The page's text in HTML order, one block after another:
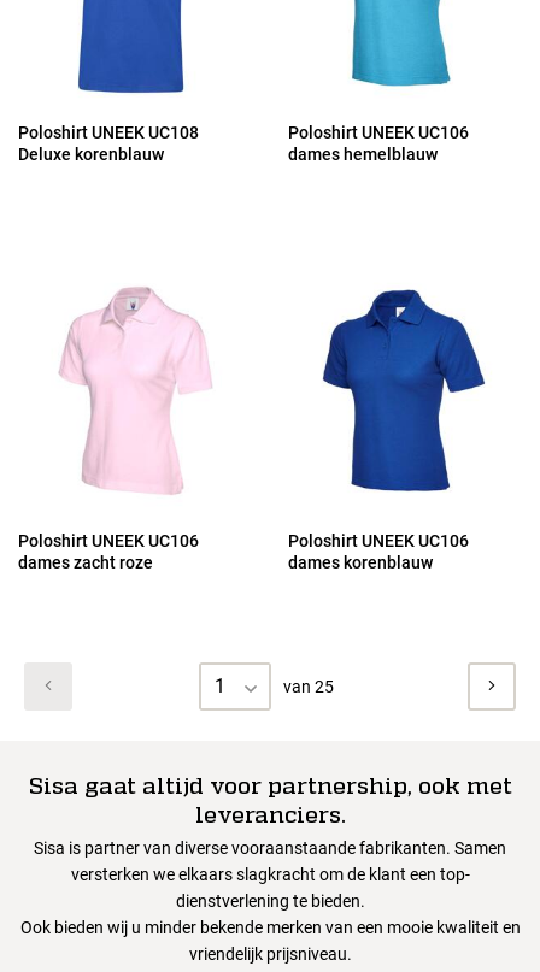
Poloshirt UNEEK UC108
Deluxe korenblauw
Poloshirt UNEEK UC106
dames hemelblauw
Poloshirt UNEEK UC106
dames zacht roze
Poloshirt UNEEK UC106
dames korenblauw
1 van 25
Sisa gaat altijd voor partnership, ook met
leveranciers.
Sisa is partner van diverse vooraanstaande fabrikanten. Samen
versterken we elkaars slagkracht om de klant een top-
dienstverlening te bieden.
Ook bieden wij u minder bekende merken van een mooie kwaliteit en
vriendelijk prijsniveau.